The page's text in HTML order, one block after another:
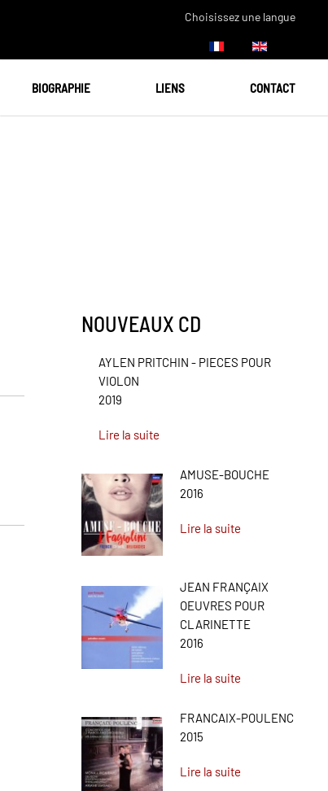
Choisissez une langue
BIOGRAPHIE LIENS CONTACT
NOUVEAUX CD
AYLEN PRITCHIN - PIECES POUR
VIOLON
2019
Lire la suite
AMUSE-BOUCHE
2016
Lire la suite
JEAN FRANÇAIX
OEUVRES POUR
CLARINETTE
2016
Lire la suite
FRANCAIX-POULENC
2015
Lire la suite